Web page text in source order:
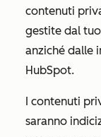
contenuti
gestite dal
anziché dalle
HubSpot.
I contenuti
saranno